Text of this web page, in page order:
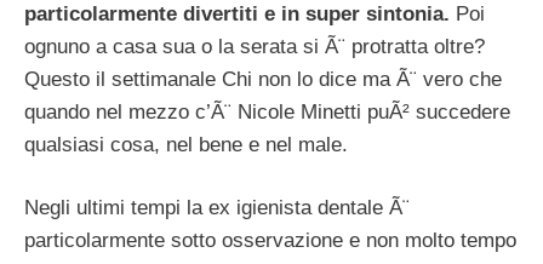
particolarmente divertiti e in super sintonia. Poi
ognuno a casa sua o la serata si Ã¨ protratta oltre?
Questo il settimanale Chi non lo dice ma Ã¨ vero che
quando nel mezzo c’Ã¨ Nicole Minetti puÃ² succedere
qualsiasi cosa, nel bene e nel male.
Negli ultimi tempi la ex igienista dentale Ã¨
particolarmente sotto osservazione e non molto tempo